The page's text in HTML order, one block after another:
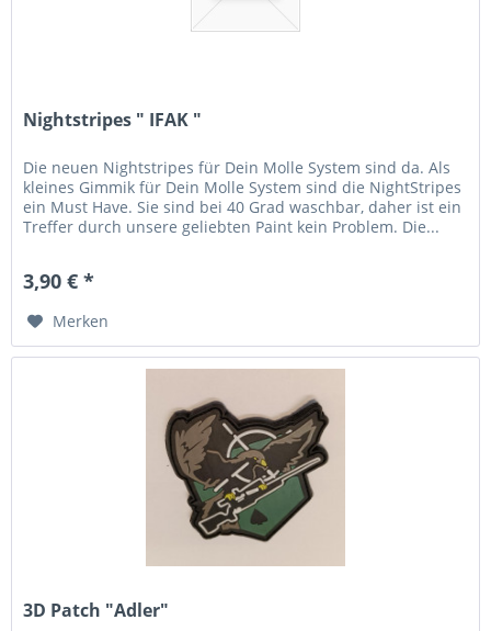
Nightstripes " IFAK "
Die neuen Nightstripes für Dein Molle System sind da. Als
kleines Gimmik für Dein Molle System sind die NightStripes
ein Must Have. Sie sind bei 40 Grad waschbar, daher ist ein
Treffer durch unsere geliebten Paint kein Problem. Die...
3,90 € *
Merken
3D Patch "Adler"